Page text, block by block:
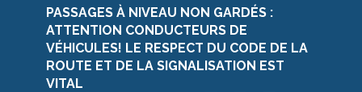
PASSAGES À NIVEAU NON GARDÉS :
ATTENTION CONDUCTEURS DE
VÉHICULES! LE RESPECT DU CODE DE LA
ROUTE ET DE LA SIGNALISATION EST
VITAL